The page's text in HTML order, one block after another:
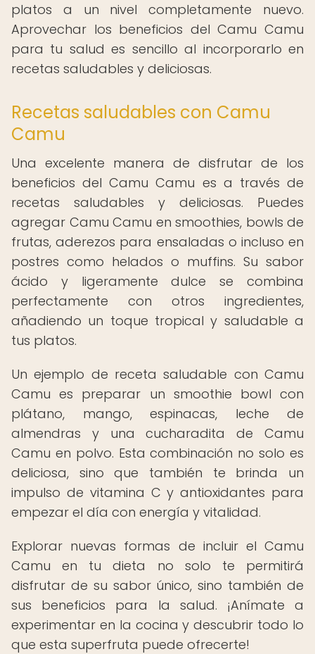
platos a un nivel completamente nuevo.
Aprovechar los beneficios del Camu Camu
para tu salud es sencillo al incorporarlo en
recetas saludables y deliciosas.
Recetas saludables con Camu
Camu
Una excelente manera de disfrutar de los
beneficios del Camu Camu es a través de
recetas saludables y deliciosas. Puedes
agregar Camu Camu en smoothies, bowls de
frutas, aderezos para ensaladas o incluso en
postres como helados o muffins. Su sabor
ácido y ligeramente dulce se combina
perfectamente con otros ingredientes,
añadiendo un toque tropical y saludable a
tus platos.
Un ejemplo de receta saludable con Camu
Camu es preparar un smoothie bowl con
plátano, mango, espinacas, leche de
almendras y una cucharadita de Camu
Camu en polvo. Esta combinación no solo es
deliciosa, sino que también te brinda un
impulso de vitamina C y antioxidantes para
empezar el día con energía y vitalidad.
Explorar nuevas formas de incluir el Camu
Camu en tu dieta no solo te permitirá
disfrutar de su sabor único, sino también de
sus beneficios para la salud. ¡Anímate a
experimentar en la cocina y descubrir todo lo
que esta superfruta puede ofrecerte!